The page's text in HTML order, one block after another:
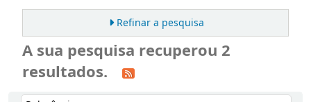
Refinar a pesquisa
A sua pesquisa recuperou 2
resultados.